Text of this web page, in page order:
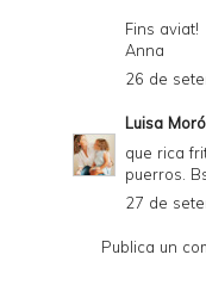
Fins aviat!
Anna
26 de
Luisa
que rica
puerros.
27 de
Publica un